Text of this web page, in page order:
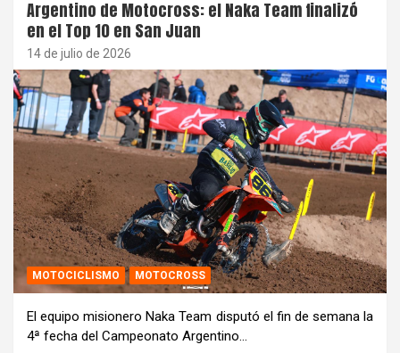
Argentino de Motocross: el Naka Team finalizó
en el Top 10 en San Juan
14 de julio de 2026
MOTOCICLISMO MOTOCROSS
El equipo misionero Naka Team disputó el fin de semana la
4ª fecha del Campeonato Argentino…